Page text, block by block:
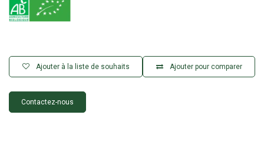
Ajouter pour comparer
Ajouter à la liste de souhaits
Contactez-nous